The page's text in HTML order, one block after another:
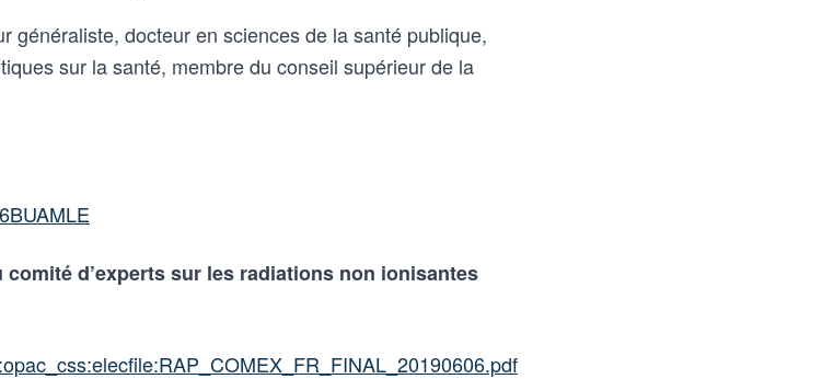
généraliste, docteur en sciences de la santé publique,
sur la santé, membre du conseil supérieur de la
d’experts sur les radiations non ionisantes